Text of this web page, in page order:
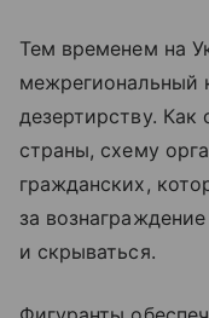
Тем временем на
межрегиональный
дезертирству. Как
страны, схему
гражданских,
за
и скрываться.